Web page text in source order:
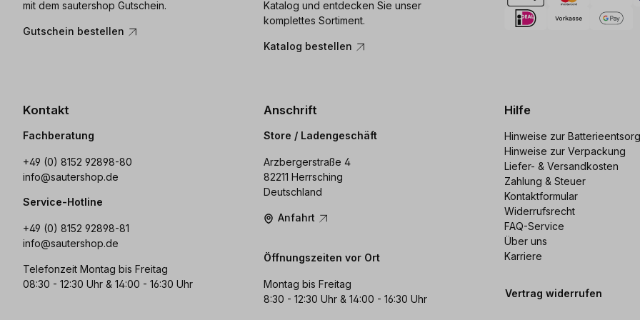
mit dem sautershop Gutschein.
Gutschein bestellen
Katalog und entdecken Sie unser
komplettes Sortiment.
Katalog bestellen
Kontakt
Fachberatung
+49 (0) 8152 92898-80
info@sautershop.de
Service-Hotline
+49 (0) 8152 92898-81
info@sautershop.de
Telefonzeit Montag bis Freitag
08:30 - 12:30 Uhr & 14:00 - 16:30 Uhr
Anschrift
Store / Ladengeschäft
Arzbergerstraße 4
82211 Herrsching
Deutschland
Anfahrt
Öffnungszeiten vor Ort
Montag bis Freitag
8:30 - 12:30 Uhr & 14:00 - 16:30 Uhr
Hilfe
Hinweise zur
Hinweise zur Verpackung
Liefer- & Versandkosten
Zahlung & Steuer
Kontaktformular
Widerrufsrecht
FAQ-Service
Über uns
Karriere
Vertrag widerrufen